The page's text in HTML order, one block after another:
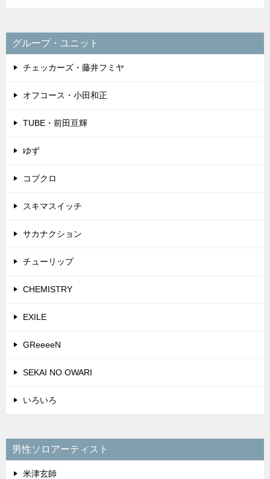
グループ・ユニット
チェッカーズ・藤井フミヤ
オフコース・小田和正
TUBE・前田亘輝
ゆず
コブクロ
スキマスイッチ
サカナクション
チューリップ
CHEMISTRY
EXILE
GReeeeN
SEKAI NO OWARI
いろいろ
男性ソロアーティスト
米津玄師